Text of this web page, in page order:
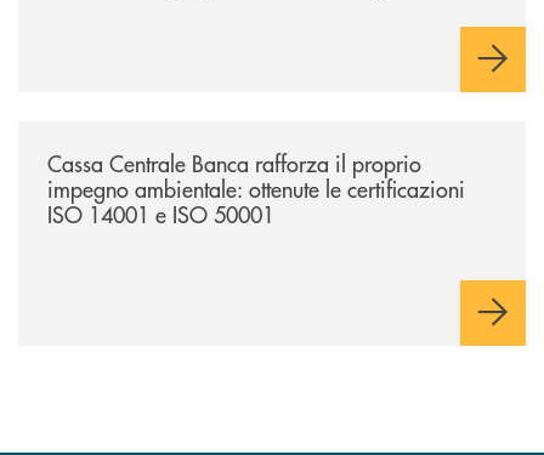
attori chiave delle comunità locali. Installate 246 colonnine di
Cassa Centrale Banca rafforza il proprio
impegno ambientale: ottenute le certificazioni
ISO 14001 e ISO 50001